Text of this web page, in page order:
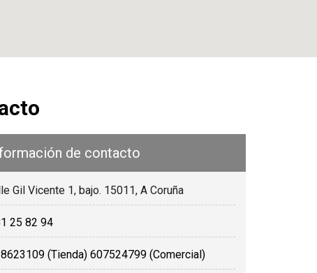
Gil Vicente 1, bajo. 15011, A Coruña
25 82 94
(Tienda) 607524799 (Comercial)